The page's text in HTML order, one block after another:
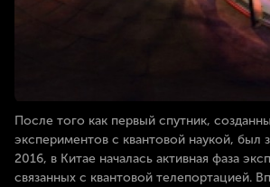
После того как первый спутник,
экспериментов с квантовой наукой, был
2016, в Китае началась активная фаза
связанных с квантовой телепортацией.